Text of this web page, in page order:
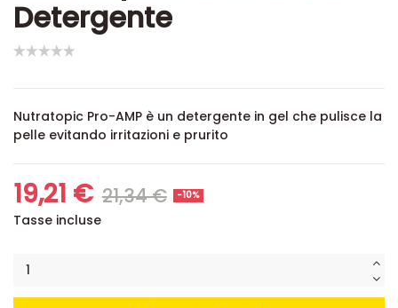
Detergente
Nutratopic Pro-AMP è un detergente in gel che pulisce la
pelle evitando irritazioni e prurito
19,21 € 21,34 € -10%
Tasse incluse